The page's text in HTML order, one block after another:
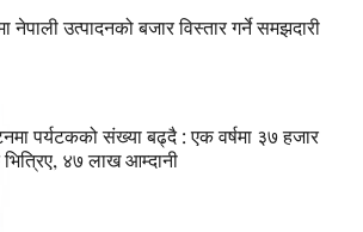
नेपाली उत्पादनको बजार विस्तार गर्ने समझदारी
पर्यटकको संख्या बढ्दै : एक वर्षमा ३७ हजार
भित्रिए, ४७ लाख आम्दानी